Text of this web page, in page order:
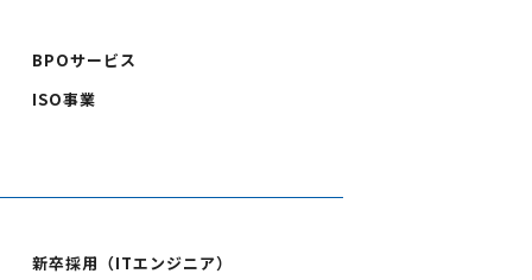
BPOサービス
ISO事業
新卒採用（ITエンジニア）